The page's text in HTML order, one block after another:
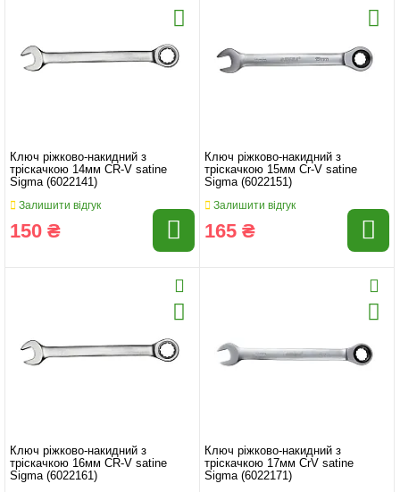
Ключ ріжково-накидний з
тріскачкою 14мм CR-V satine
Sigma (6022141)
Залишити відгук
150 ₴
Ключ ріжково-накидний з
тріскачкою 15мм Cr-V satine
Sigma (6022151)
Залишити відгук
165 ₴
Ключ ріжково-накидний з
тріскачкою 16мм CR-V satine
Sigma (6022161)
Ключ ріжково-накидний з
тріскачкою 17мм CrV satine
Sigma (6022171)